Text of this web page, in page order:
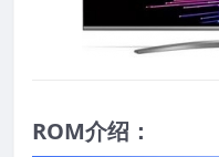
ROM介绍：